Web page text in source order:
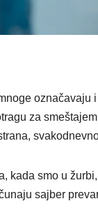
za
kada smo u
sajber